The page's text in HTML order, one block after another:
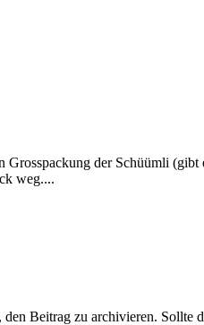
der Schüümli
weg....
Beitrag zu archivieren. Sollte